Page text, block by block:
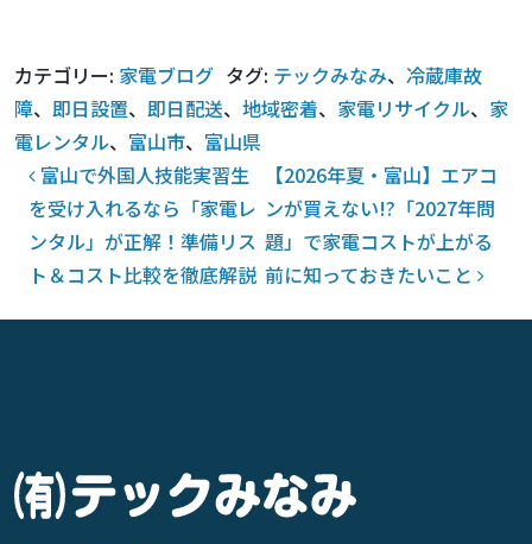
カテゴリー: 家電ブログ タグ: テックみなみ、 冷蔵庫故
障、 即日設置、 即日配送、 地域密着、 家電リサイクル、 家
電レンタル、 富山市、 富山県
投稿ナビゲーション
富山で外国人技能実習生
を受け入れるなら「家電レ
ンタル」が正解！準備リス
ト＆コスト比較を徹底解説
【2026年夏・富山】エアコ
ンが買えない!?「2027年問
題」で家電コストが上がる
前に知っておきたいこと